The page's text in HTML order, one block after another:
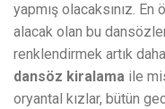
yapmış olacaksınız. En
alacak olan bu
renklendirmek artık
dansöz kiralama ile
oryantal kızlar, bütün